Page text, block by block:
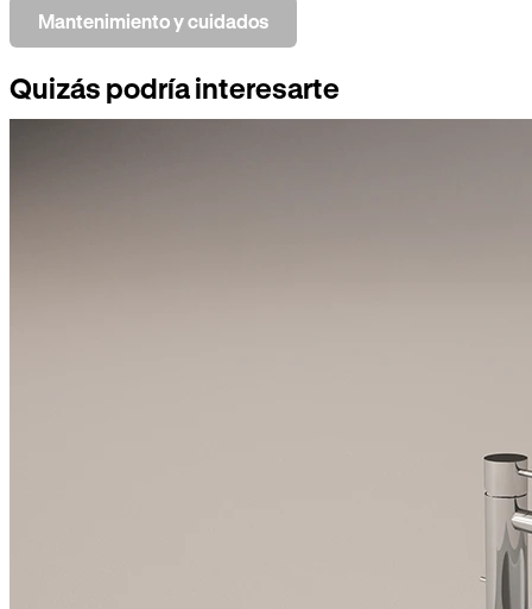
Mantenimiento y cuidados
Quizás podría interesarte